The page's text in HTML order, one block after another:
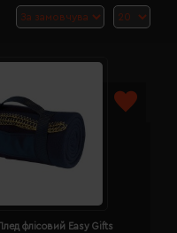
Плед флісовий Easy Gifts